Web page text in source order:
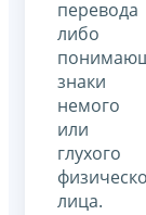
перевода
либо
знаки
немого
или
глухого
лица.